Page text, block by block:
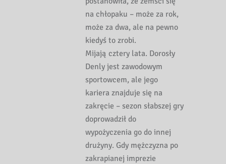
na chłopaku – może za rok,
może za dwa, ale na pewno
kiedyś to zrobi.
Mijają cztery lata. Dorosły
Denly jest zawodowym
sportowcem, ale jego
kariera znajduje się na
zakręcie – sezon słabszej gry
doprowadził do
wypożyczenia go do innej
drużyny. Gdy mężczyzna po
zakrapianej imprezie